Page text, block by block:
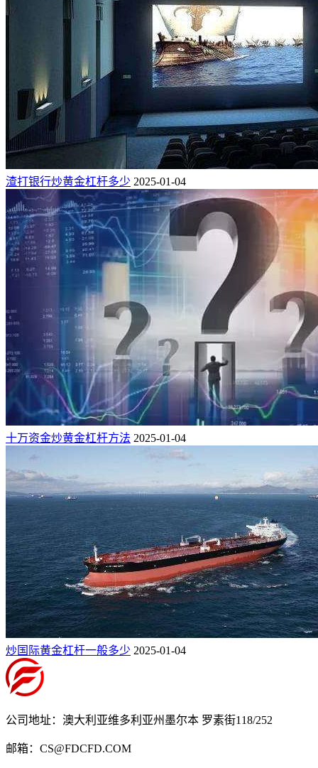
渣打银行炒黄金杠杆多少 2025-01-04
十万资金炒黄金杠杆方法 2025-01-04
炒国际黄金杠杆一般多少 2025-01-04
公司地址：澳大利亚维多利亚州墨尔本 罗素街118/252
邮箱：CS@FDCFD.COM